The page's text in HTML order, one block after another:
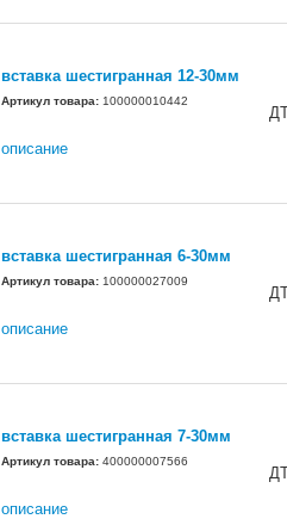
вставка шестигранная 12-30мм
Артикул товара: 100000010442
описание
вставка шестигранная 6-30мм
Артикул товара: 100000027009
описание
вставка шестигранная 7-30мм
Артикул товара: 400000007566
описание